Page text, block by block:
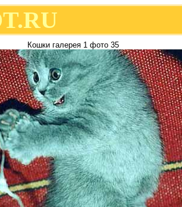
Кошки галерея 1 фото 35